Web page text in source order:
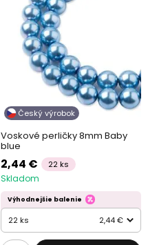
Český výrobok
Voskové perličky 8mm Baby
blue
2,44 € 22 ks
Skladom
Výhodnejšie balenie
22 ks 2,44 €